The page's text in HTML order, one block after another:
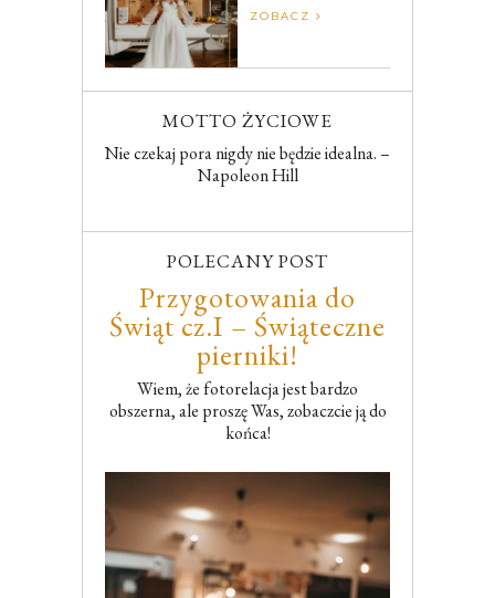
ZOBACZ
MOTTO ŻYCIOWE
Nie czekaj pora nigdy nie będzie idealna. –
Napoleon Hill
POLECANY POST
Przygotowania do
Świąt cz.I – Świąteczne
pierniki!
Wiem, że fotorelacja jest bardzo
obszerna, ale proszę Was, zobaczcie ją do
końca!